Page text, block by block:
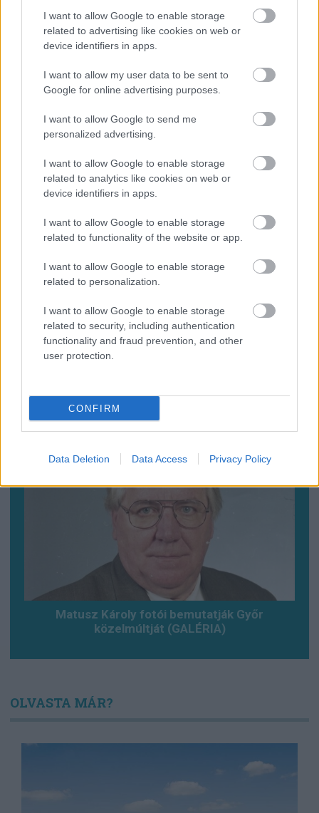
I want to allow Google to enable storage
related to advertising like cookies on web or
device identifiers in apps.
I want to allow my user data to be sent to
Google for online advertising purposes.
I want to allow Google to send me
personalized advertising.
I want to allow Google to enable storage
related to analytics like cookies on web or
device identifiers in apps.
I want to allow Google to enable storage
related to functionality of the website or app.
I want to allow Google to enable storage
related to personalization.
I want to allow Google to enable storage
related to security, including authentication
functionality and fraud prevention, and other
user protection.
CONFIRM
Data Deletion Data Access Privacy Policy
A titkosított platformokat használó bűnözők is
elkaphatók (VIDEÓ+GALÉRIA)
Baleset az alagútban, szerencsére csak
gyakorlat volt (VDEÓ, GALÉRIA)
Matusz Károly fotói bemutatják Győr
közelmúltját (GALÉRIA)
OLVASTA MÁR?